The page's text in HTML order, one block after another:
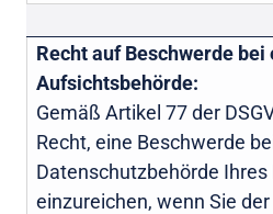
Recht auf Beschwerde bei
Aufsichtsbehörde:
Gemäß Artikel 77 der
Recht, eine Beschwerde
Datenschutzbehörde Ihres
einzureichen, wenn Sie